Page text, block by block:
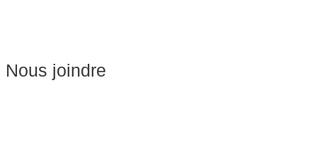
Nous joindre